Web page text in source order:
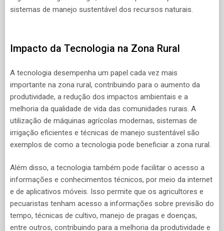
sistemas de manejo sustentável dos recursos naturais.
Impacto da Tecnologia na Zona Rural
A tecnologia desempenha um papel cada vez mais
importante na zona rural, contribuindo para o aumento da
produtividade, a redução dos impactos ambientais e a
melhoria da qualidade de vida das comunidades rurais. A
utilização de máquinas agrícolas modernas, sistemas de
irrigação eficientes e técnicas de manejo sustentável são
exemplos de como a tecnologia pode beneficiar a zona rural.
Além disso, a tecnologia também pode facilitar o acesso a
informações e conhecimentos técnicos, por meio da internet
e de aplicativos móveis. Isso permite que os agricultores e
pecuaristas tenham acesso a informações sobre previsão do
tempo, técnicas de cultivo, manejo de pragas e doenças,
entre outros, contribuindo para a melhoria da produtividade e